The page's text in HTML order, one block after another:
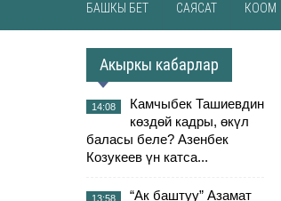
БАШКЫ БЕТ САЯСАТ КООМ
Акыркы кабарлар
14:08
Камчыбек Ташиевдин
көздөй кадры, өкүл
баласы беле? Азенбек
Козукеев үн катса...
13:58
“Ак баштуу” Азамат